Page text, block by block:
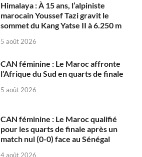
Himalaya : À 15 ans, l’alpiniste
marocain Youssef Tazi gravit le
sommet du Kang Yatse II à 6.250 m
5 août 2026
CAN féminine : Le Maroc affronte
l’Afrique du Sud en quarts de finale
5 août 2026
CAN féminine : Le Maroc qualifié
pour les quarts de finale après un
match nul (0-0) face au Sénégal
4 août 2026